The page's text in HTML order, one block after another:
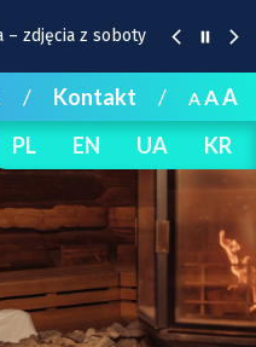
– zdjęcia z soboty
[1-7.08]
słodkości.
8 sierpnia
Od 8
MPK
/ Kontakt / AAA
PL
EN UA KR